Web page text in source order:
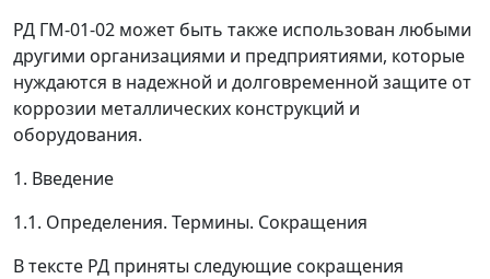
РД ГМ-01-02 может быть также использован любыми
другими организациями и предприятиями, которые
нуждаются в надежной и долговременной защите от
коррозии металлических конструкций и
оборудования.
1. Введение
1.1. Определения. Термины. Сокращения
В тексте РД приняты следующие сокращения